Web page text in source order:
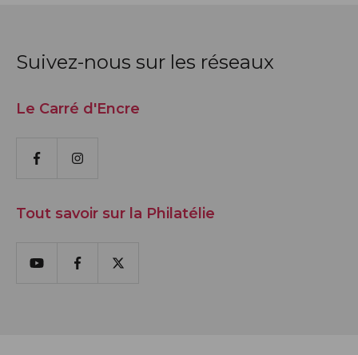
Suivez-nous sur les réseaux
Le Carré d'Encre
FacebookInstagram
Tout savoir sur la Philatélie
YoutubeFacebook
X